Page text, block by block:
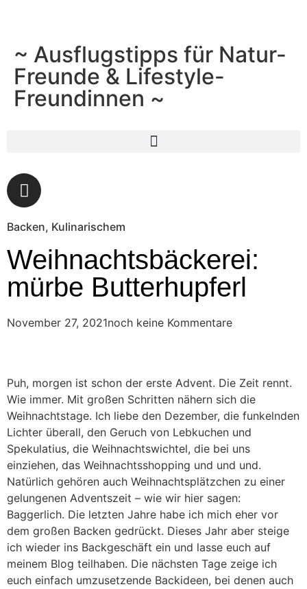
~ Ausflugstipps für Natur-
Freunde & Lifestyle-
Freundinnen ~
Backen, Kulinarischem
Weihnachtsbäckerei:
mürbe Butterhupferl
November 27, 2021noch keine Kommentare
Puh, morgen ist schon der erste Advent. Die Zeit rennt.
Wie immer. Mit großen Schritten nähern sich die
Weihnachtstage. Ich liebe den Dezember, die funkelnden
Lichter überall, den Geruch von Lebkuchen und
Spekulatius, die Weihnachtswichtel, die bei uns
einziehen, das Weihnachtsshopping und und und.
Natürlich gehören auch Weihnachtsplätzchen zu einer
gelungenen Adventszeit – wie wir hier sagen:
Baggerlich. Die letzten Jahre habe ich mich eher vor
dem großen Backen gedrückt. Dieses Jahr aber steige
ich wieder ins Backgeschäft ein und lasse euch auf
meinem Blog teilhaben. Die nächsten Tage zeige ich
euch einfach umzusetzende Backideen, bei denen auch